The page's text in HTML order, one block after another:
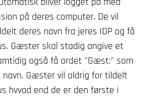
på deres computer. De vil
deres navn fra jeres IDP og få
Gæster skal stadig angive et
også få ordet "Gæst:" som
Gæster vil aldrig for tildelt
hvvad end de er den første i